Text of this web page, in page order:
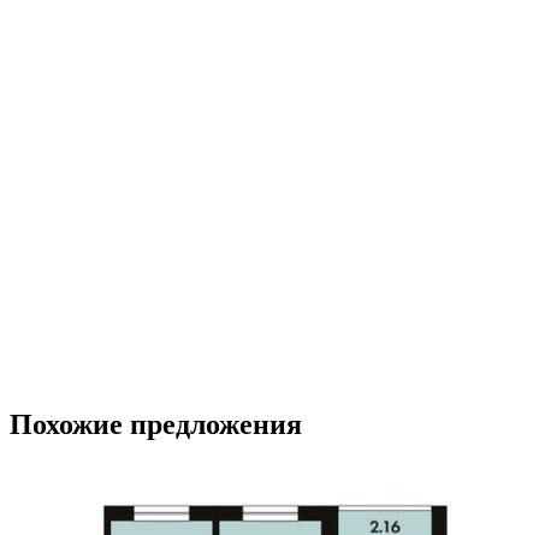
Похожие предложения